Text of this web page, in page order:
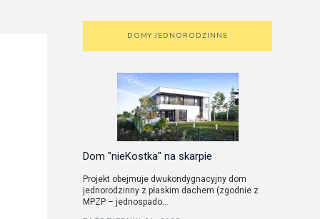
zakres i forma projektu
przestrzennym
DOMY JEDNORODZINNE
Dom "nieKostka" na skarpie
Projekt obejmuje dwukondygnacyjny dom
jednorodzinny z płaskim dachem (zgodnie z
MPZP – jednospado...